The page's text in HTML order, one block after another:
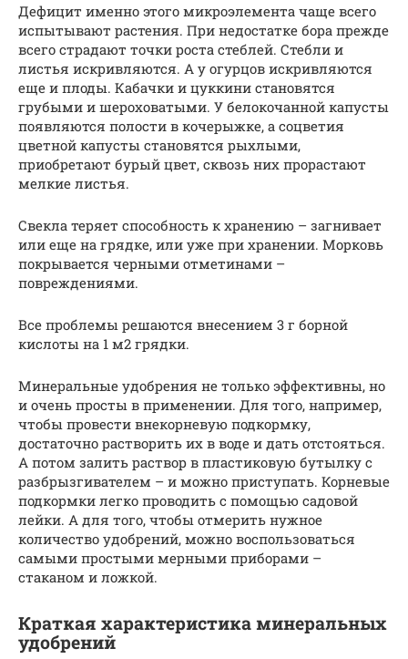
Дефицит именно этого микроэлемента чаще всего
испытывают растения. При недостатке бора прежде
всего страдают точки роста стеблей. Стебли и
листья искривляются. А у огурцов искривляются
еще и плоды. Кабачки и цуккини становятся
грубыми и шероховатыми. У белокочанной капусты
появляются полости в кочерыжке, а соцветия
цветной капусты становятся рыхлыми,
приобретают бурый цвет, сквозь них прорастают
мелкие листья.
Свекла теряет способность к хранению – загнивает
или еще на грядке, или уже при хранении. Морковь
покрывается черными отметинами –
повреждениями.
Все проблемы решаются внесением 3 г борной
кислоты на 1 м2 грядки.
Минеральные удобрения не только эффективны, но
и очень просты в применении. Для того, например,
чтобы провести внекорневую подкормку,
достаточно растворить их в воде и дать отстояться.
А потом залить раствор в пластиковую бутылку с
разбрызгивателем – и можно приступать. Корневые
подкормки легко проводить с помощью садовой
лейки. А для того, чтобы отмерить нужное
количество удобрений, можно воспользоваться
самыми простыми мерными приборами –
стаканом и ложкой.
Краткая характеристика минеральных
удобрений